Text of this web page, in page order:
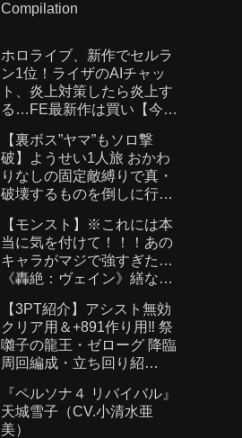
Compilation
ホロライブ、新作でセルラ
ン1位！ライザのAIチャッ
ト、炎上対策したら炎上す
る…FE最新作は買い【今週
【裏ボス”ヤマ”もソロ撃
破】ようせい1人旅 おかわ
りなしの固定敵縛りで真・
破壊するものを倒しに行く
ー】
【モンスト】※これには本
当に気を付けて！！！あの
キャラがマジで強すぎた…
《轟絶：ヴェイン》繕なる
【3PT紹介】アシスト無効
クリア用＆+891作り用‼️ 祭
囃子の龍王・ゼローグ 降臨
周回編成・立ち回り紹
ドラゴンズ】
『ペルソナ４ リバイバル』
天城雪子（CV.小清水亜
美）